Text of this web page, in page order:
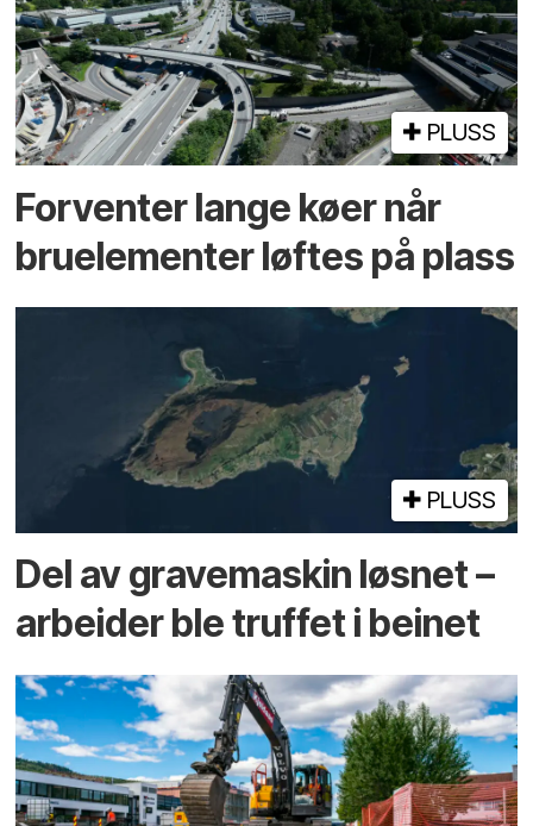
PLUSS
Forventer lange køer når
bru­elementer løftes på plass
PLUSS
Del av grave­maskin løsnet –
arbeider ble truffet i beinet